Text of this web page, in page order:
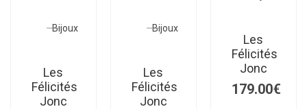
Bijoux
Les
Félicités
Jonc
Bijoux
Les
Félicités
Jonc
Les
Félicités
Jonc
179.00€